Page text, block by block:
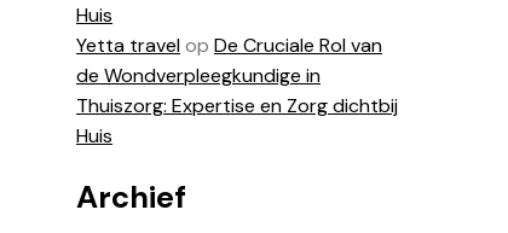
Huis
Yetta travelop De Cruciale Rol van
de Wondverpleegkundige in
Thuiszorg: Expertise en Zorg dichtbij
Huis
Archief